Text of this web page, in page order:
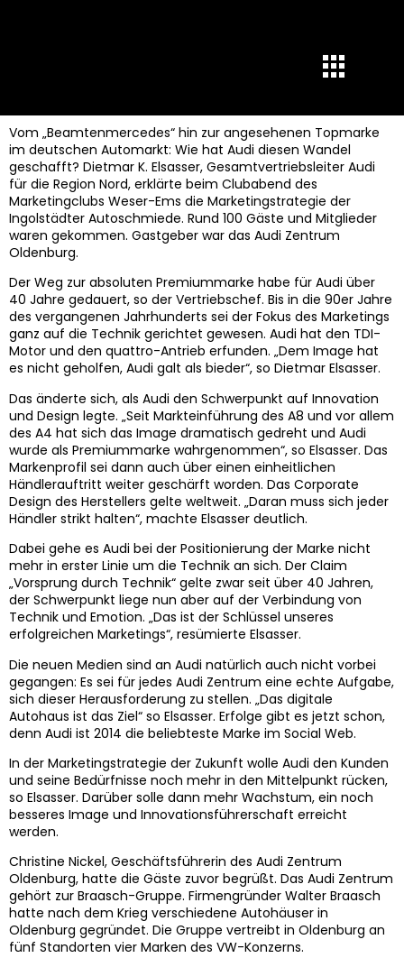
Vom „Beamtenmercedes“ hin zur angesehenen Topmarke
im deutschen Automarkt: Wie hat Audi diesen Wandel
geschafft? Dietmar K. Elsasser, Gesamtvertriebsleiter Audi
für die Region Nord, erklärte beim Clubabend des
Marketingclubs Weser-Ems die Marketingstrategie der
Ingolstädter Autoschmiede. Rund 100 Gäste und Mitglieder
waren gekommen. Gastgeber war das Audi Zentrum
Oldenburg.
Der Weg zur absoluten Premiummarke habe für Audi über
40 Jahre gedauert, so der Vertriebschef. Bis in die 90er Jahre
des vergangenen Jahrhunderts sei der Fokus des Marketings
ganz auf die Technik gerichtet gewesen. Audi hat den TDI-
Motor und den quattro-Antrieb erfunden. „Dem Image hat
es nicht geholfen, Audi galt als bieder“, so Dietmar Elsasser.
Das änderte sich, als Audi den Schwerpunkt auf Innovation
und Design legte. „Seit Markteinführung des A8 und vor allem
des A4 hat sich das Image dramatisch gedreht und Audi
wurde als Premiummarke wahrgenommen“, so Elsasser. Das
Markenprofil sei dann auch über einen einheitlichen
Händlerauftritt weiter geschärft worden. Das Corporate
Design des Herstellers gelte weltweit. „Daran muss sich jeder
Händler strikt halten“, machte Elsasser deutlich.
Dabei gehe es Audi bei der Positionierung der Marke nicht
mehr in erster Linie um die Technik an sich. Der Claim
„Vorsprung durch Technik“ gelte zwar seit über 40 Jahren,
der Schwerpunkt liege nun aber auf der Verbindung von
Technik und Emotion. „Das ist der Schlüssel unseres
erfolgreichen Marketings“, resümierte Elsasser.
Die neuen Medien sind an Audi natürlich auch nicht vorbei
gegangen: Es sei für jedes Audi Zentrum eine echte Aufgabe,
sich dieser Herausforderung zu stellen. „Das digitale
Autohaus ist das Ziel“ so Elsasser. Erfolge gibt es jetzt schon,
denn Audi ist 2014 die beliebteste Marke im Social Web.
In der Marketingstrategie der Zukunft wolle Audi den Kunden
und seine Bedürfnisse noch mehr in den Mittelpunkt rücken,
so Elsasser. Darüber solle dann mehr Wachstum, ein noch
besseres Image und Innovationsführerschaft erreicht
werden.
Christine Nickel, Geschäftsführerin des Audi Zentrum
Oldenburg, hatte die Gäste zuvor begrüßt. Das Audi Zentrum
gehört zur Braasch-Gruppe. Firmengründer Walter Braasch
hatte nach dem Krieg verschiedene Autohäuser in
Oldenburg gegründet. Die Gruppe vertreibt in Oldenburg an
fünf Standorten vier Marken des VW-Konzerns.